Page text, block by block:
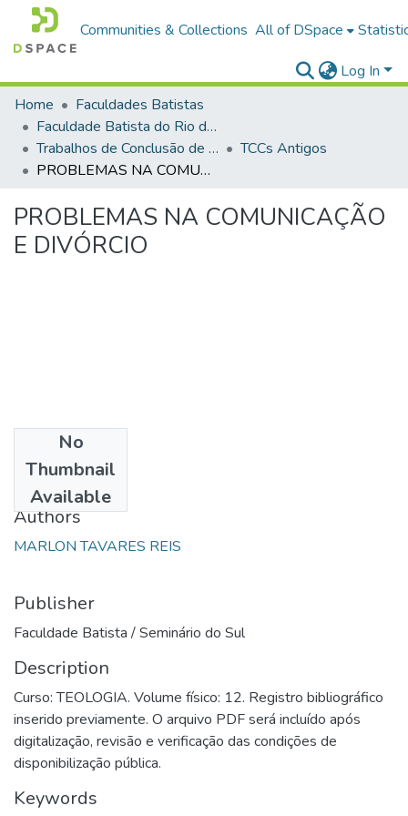
Communities & Collections All of DSpace
Log In
Home
Faculdades Batistas
Faculdade Batista do Rio de Janeiro (FABAT-RJ)
Trabalhos de Conclusão de Curso (TCC)
TCCs Antigos
PROBLEMAS NA COMUNICAÇÃO E DIVÓRCIO
PROBLEMAS NA COMUNICAÇÃO
E DIVÓRCIO
No
Thumbnail
Available
1992
Authors
MARLON TAVARES REIS
Publisher
Faculdade Batista / Seminário do Sul
Description
Curso: TEOLOGIA. Volume físico: 12. Registro bibliográfico
inserido previamente. O arquivo PDF será incluído após
digitalização, revisão e verificação das condições de
disponibilização pública.
Keywords